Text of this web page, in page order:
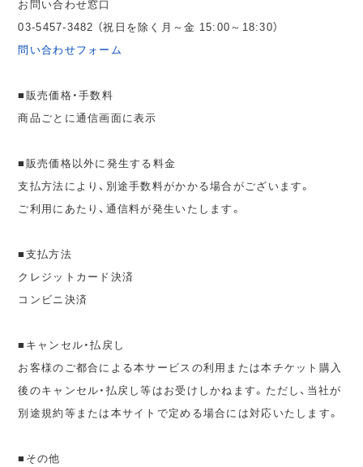
お問い合わせ窓口
03-5457-3482 （祝日を除く月～金 15:00～18:30）
問い合わせフォーム
■販売価格・手数料
商品ごとに通信画面に表示
■販売価格以外に発生する料金
支払方法により、別途手数料がかかる場合がございます。
ご利用にあたり、通信料が発生いたします。
■支払方法
クレジットカード決済
コンビニ決済
■キャンセル・払戻し
お客様のご都合による本サービスの利用または本チケット購入
後のキャンセル・払戻し等はお受けしかねます。ただし、当社が
別途規約等または本サイトで定める場合には対応いたします。
■その他